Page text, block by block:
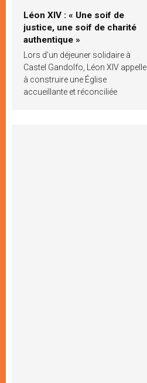
Léon XIV : « Une soif de
justice, une soif de charité
authentique »
Lors d’un déjeuner solidaire à
Castel Gandolfo, Léon XIV appelle
à construire une Église
accueillante et réconciliée